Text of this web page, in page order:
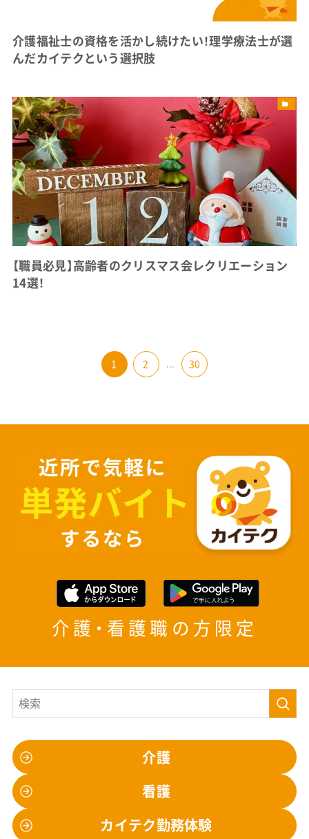
介護福祉士の資格を活かし続けたい！理学療法士が選
んだカイテクという選択肢
【職員必見】高齢者のクリスマス会レクリエーション
14選！
1 2 30
介護・看護職の方限定
介護
看護
カイテク勤務体験